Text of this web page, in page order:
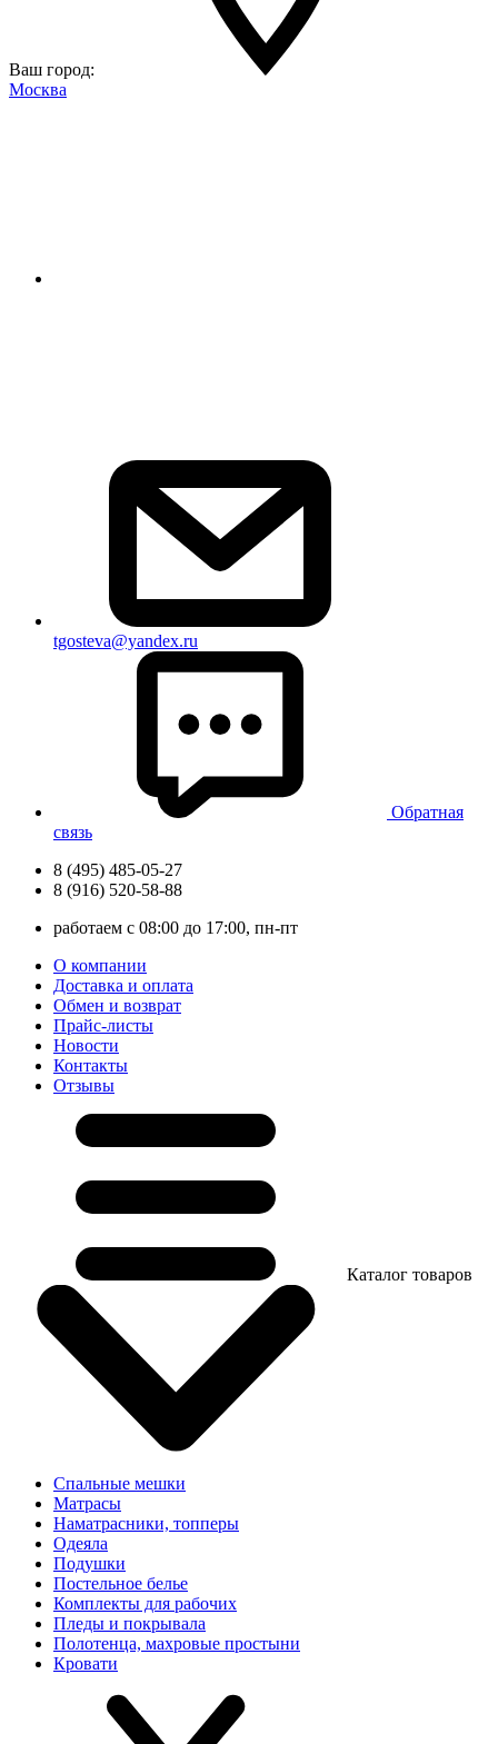
Ваш город:
Москва
tgosteva@yandex.ru
Обратная
связь
8 (495) 485-05-27
8 (916) 520-58-88
работаем с 08:00 до 17:00, пн-пт
О компании
Доставка и оплата
Обмен и возврат
Прайс-листы
Новости
Контакты
Отзывы
Каталог товаров
Спальные мешки
Матрасы
Наматрасники, топперы
Одеяла
Подушки
Постельное белье
Комплекты для рабочих
Пледы и покрывала
Полотенца, махровые простыни
Кровати